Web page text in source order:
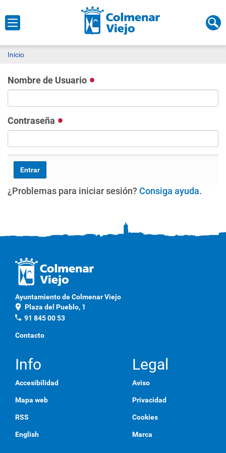
Inicio
Nombre de Usuario
Contraseña
¿Problemas para iniciar sesión? Consiga ayuda.
Ayuntamiento de Colmenar Viejo
location_on Plaza del Pueblo, 1
phone 91 845 00 53
Contacto
Info
Accesibilidad
Mapa web
RSS
English
Legal
Aviso
Privacidad
Cookies
Marca